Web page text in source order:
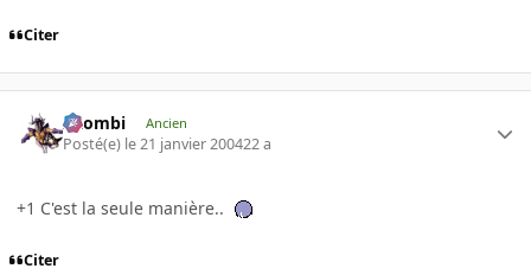
Citer
XZombi Ancien
Posté(e) le 21 janvier 200422 a
+1 C'est la seule manière..
Citer